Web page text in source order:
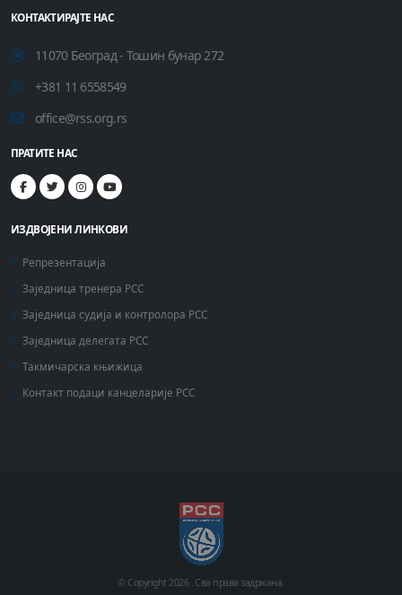
КОНТАКТИРАЈТЕ НАС
11070 Београд - Тошин бунар 272
+381 11 6558549
office@rss.org.rs
ПРАТИТЕ НАС
ИЗДВОЈЕНИ ЛИНКОВИ
Репрезентација
Заједница тренера РСС
Заједница судија и контролора РСС
Заједница делегата РСС
Такмичарска књижица
Контакт подаци канцеларије РСС
© Copyright2026 . Сва права задржана.